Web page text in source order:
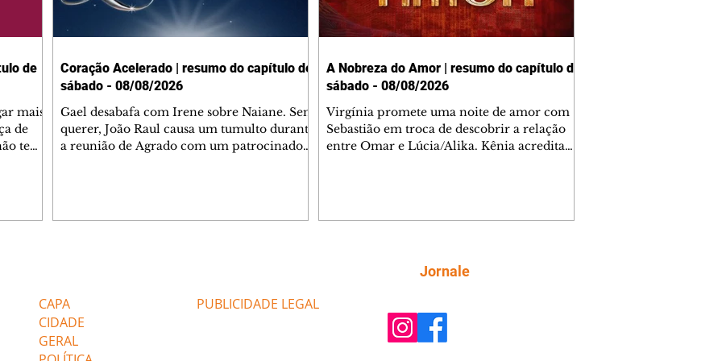
de
mais
de
tem
de
Coração Acelerado | resumo do capítulo de
sábado - 08/08/2026
Gael desabafa com Irene sobre Naiane. Sem
querer, João Raul causa um tumulto durante
a reunião de Agrado com um patrocinador.
termina o relacionamento dos dois.
A Nobreza do Amor | resumo do capítulo de
sábado - 08/08/2026
Virgínia promete uma noite de amor com
Sebastião em troca de descobrir a relação
entre Omar e Lúcia/Alika. Kênia acredita
comentam sobre a possível jazida de
tungstênio na região. Virgínia provoca
CAPA
CIDADE
GERAL
PUBLICIDADE LEGAL
Jornale